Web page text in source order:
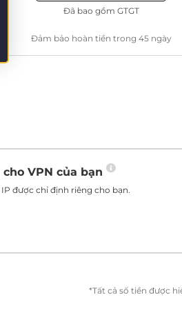
Đảm bảo hoàn tiền trong 45 ngày
Đã bao gồm GTGT
VPN của bạn
được chỉ định riêng cho bạn.
*Tất cả số tiền được